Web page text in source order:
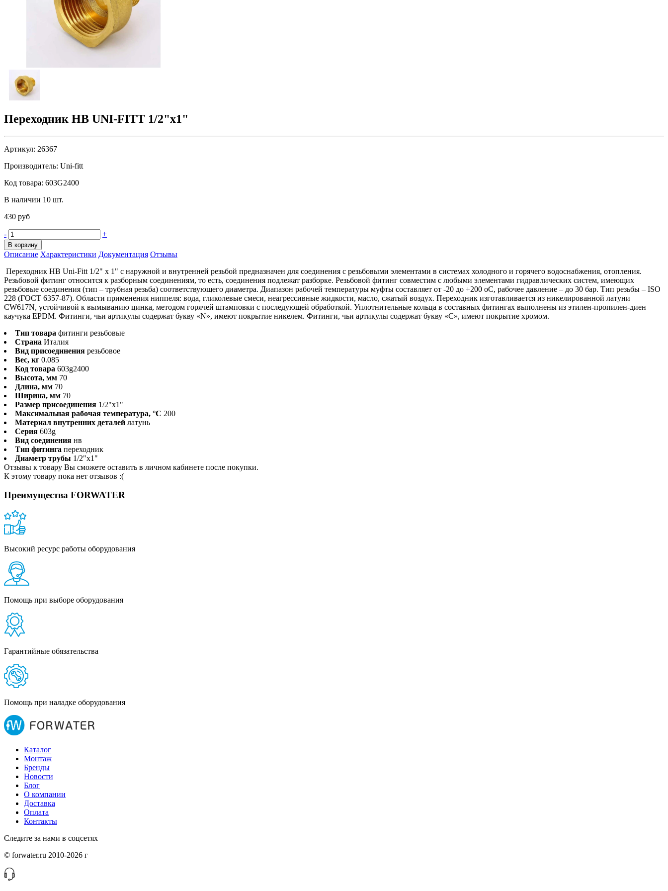
Переходник НВ UNI-FITT 1/2"x1"
Артикул: 26367
Производитель: Uni-fitt
Код товара: 603G2400
В наличии 10 шт.
430 руб
- +
В корзину
Описание Характеристики Документация Отзывы
Переходник HB Uni-Fitt 1/2" х 1" с наружной и внутренней резьбой предназначен для соединения с резьбовыми элементами в системах холодного и горячего водоснабжения, отопления.
Резьбовой фитинг относится к разборным соединениям, то есть, соединения подлежат разборке. Резьбовой фитинг совместим с любыми элементами гидравлических систем, имеющих
резьбовые соединения (тип – трубная резьба) соответствующего диаметра. Диапазон рабочей температуры муфты составляет от -20 до +200 оС, рабочее давление – до 30 бар. Тип резьбы – ISO
228 (ГОСТ 6357-87). Области применения ниппеля: вода, гликолевые смеси, неагрессивные жидкости, масло, сжатый воздух. Переходник изготавливается из никелированной латуни
CW617N, устойчивой к вымыванию цинка, методом горячей штамповки с последующей обработкой. Уплотнительные кольца в составных фитингах выполнены из этилен-пропилен-диен
каучука EPDM. Фитинги, чьи артикулы содержат букву «N», имеют покрытие никелем. Фитинги, чьи артикулы содержат букву «С», имеют покрытие хромом.
Тип товара фитинги резьбовые
Страна Италия
Вид присоединения резьбовое
Вес, кг 0.085
Код товара 603g2400
Высота, мм 70
Длина, мм 70
Ширина, мм 70
Размер присоединения 1/2"x1"
Максимальная рабочая температура, °С 200
Материал внутренних деталей латунь
Серия 603g
Вид соединения нв
Тип фитинга переходник
Диаметр трубы 1/2"x1"
Отзывы к товару Вы сможете оставить в личном кабинете после покупки.
К этому товару пока нет отзывов :(
Преимущества FORWATER
Высокий ресурс работы оборудования
Помощь при выборе оборудования
Гарантийные обязательства
Помощь при наладке оборудования
Каталог
Монтаж
Бренды
Новости
Блог
О компании
Доставка
Оплата
Контакты
Следите за нами в соцсетях
© forwater.ru 2010-2026 г